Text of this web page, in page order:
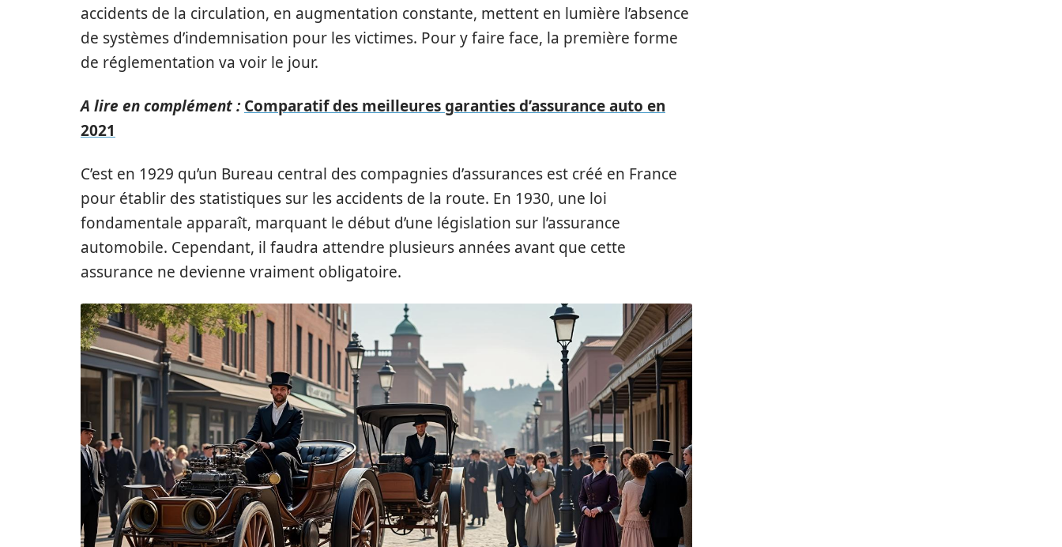
accidents de la circulation, en augmentation constante, mettent en lumière l’absence
de systèmes d’indemnisation pour les victimes. Pour y faire face, la première forme
de réglementation va voir le jour.
A lire en complément : Comparatif des meilleures garanties d’assurance auto en
2021
C’est en 1929 qu’un Bureau central des compagnies d’assurances est créé en France
pour établir des statistiques sur les accidents de la route. En 1930, une loi
fondamentale apparaît, marquant le début d’une législation sur l’assurance
automobile. Cependant, il faudra attendre plusieurs années avant que cette
assurance ne devienne vraiment obligatoire.